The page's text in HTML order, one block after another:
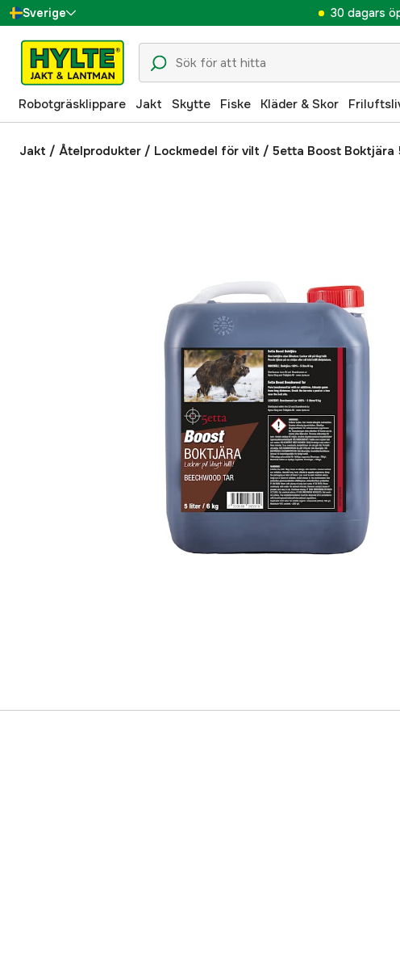
Sverige
Danmark
Suomi
Norge
Deutschland
30 dagars
Robotgräsklippare Jakt Skytte Fiske Kläder & Skor
Jakt / Åtelprodukter / Lockmedel för vilt / 5etta Boost Boktjära